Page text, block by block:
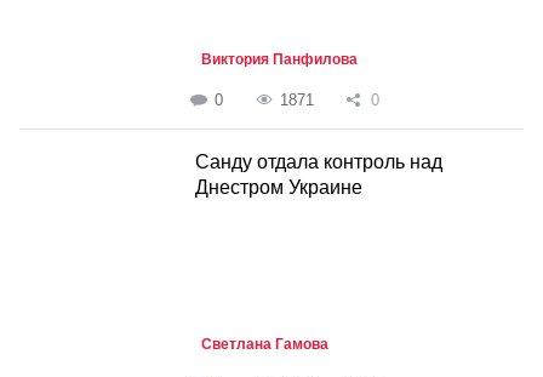
Виктория Панфилова
0 1871 0
Санду отдала контроль над
Днестром Украине
Светлана Гамова